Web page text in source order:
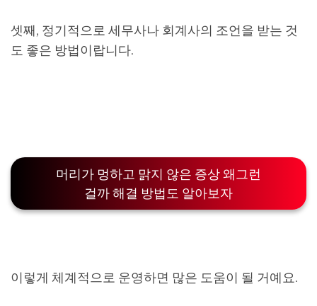
셋째, 정기적으로 세무사나 회계사의 조언을 받는 것
도 좋은 방법이랍니다.
머리가 멍하고 맑지 않은 증상 왜그런
걸까 해결 방법도 알아보자
이렇게 체계적으로 운영하면 많은 도움이 될 거예요.